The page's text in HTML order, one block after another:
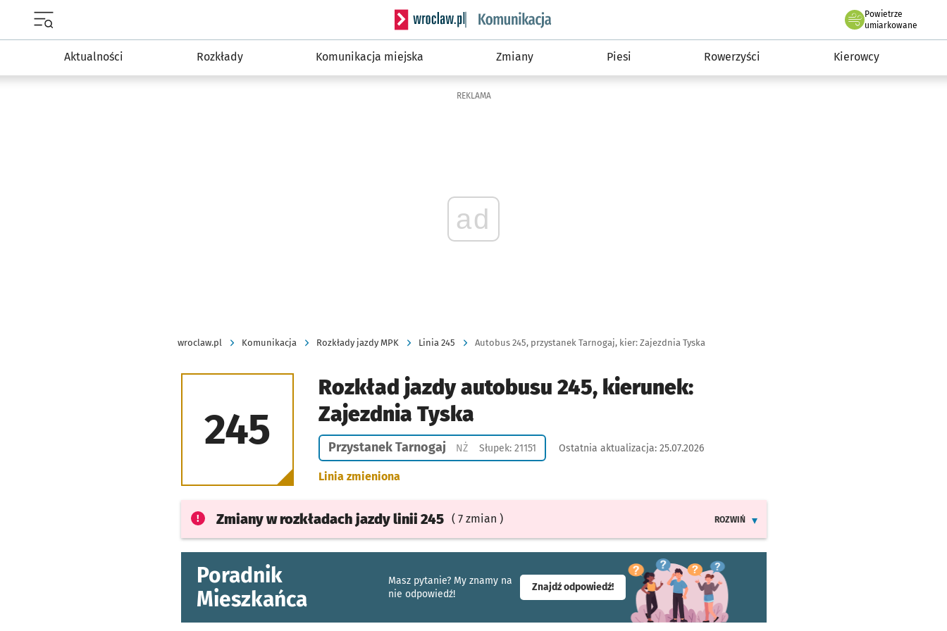
Serwis informacyjny wroclaw.pl podserwis: Komunikacja
Powietrze
we Wrocławiu
umiarkowane
Aktualności Rozkłady Komunikacja miejska Zmiany Piesi Rowerzyści Kierowcy
REKLAMA
ad
wroclaw.pl Komunikacja Rozkłady jazdy MPK Linia 245 Autobus 245, przystanek Tarnogaj, kier: Zajezdnia Tyska
245
Rozkład jazdy autobusu 245, kierunek:
Zajezdnia Tyska
Przystanek Tarnogaj NŻPrzystanek na życzenie
Słupek: 21151 Ostatnia aktualizacja: 25.07.2026
Linia zmieniona
Zmiany w rozkładach jazdylinii 245 ( 7 zmian )
ROZWIŃ
Poradnik
Mieszkańca
Masz pytanie? My znamy na
nie odpowiedź!
Znajdź odpowiedź!- otworzy się w nowej karcie